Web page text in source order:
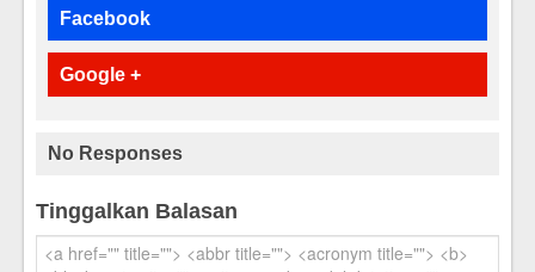
Facebook
Google +
No Responses
Tinggalkan Balasan